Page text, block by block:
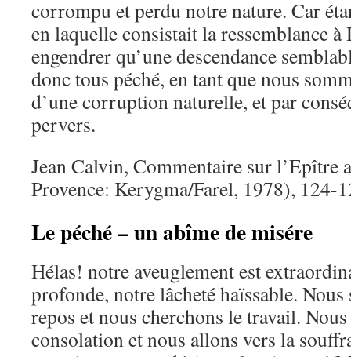
corrompu et perdu notre nature. Car
en laquelle consistait la ressemblance à
engendrer qu’une descendance
donc tous péché, en tant que nous
d’une corruption naturelle, et par
pervers.
Jean Calvin, Commentaire sur
Provence: Kerygma/Farel, 1978), 124-
Le péché – un abîme de misére
Hélas! notre aveuglement est
profonde, notre lâcheté haïssable. Nous
repos et nous cherchons le travail.
consolation et nous allons vers la